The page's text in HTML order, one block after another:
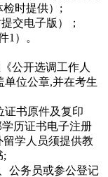
时提供）;
交电子版）；
1）。
公开选调工作人
单位公章,并在考生
证书原件及复印
历证书电子注册
学人员须提供教
;
公务员或参公登记